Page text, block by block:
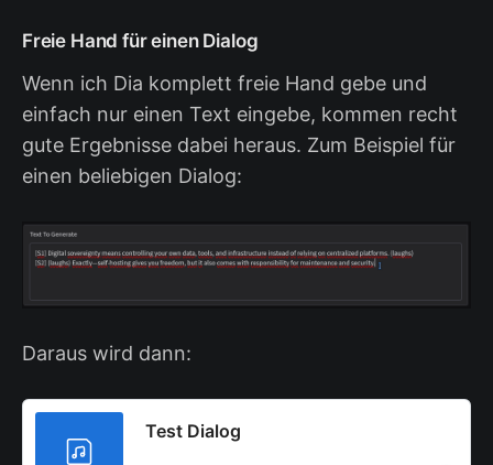
Freie Hand für einen Dialog
Wenn ich Dia komplett freie Hand gebe und
einfach nur einen Text eingebe, kommen recht
gute Ergebnisse dabei heraus. Zum Beispiel für
einen beliebigen Dialog:
Daraus wird dann:
Test Dialog